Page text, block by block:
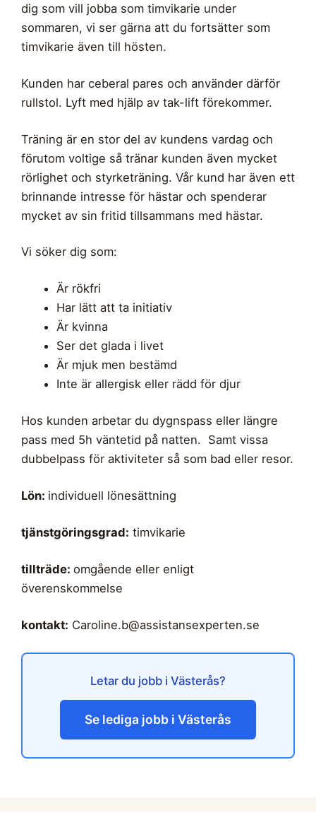
dig som vill jobba som timvikarie under
sommaren, vi ser gärna att du fortsätter som
timvikarie även till hösten.
Kunden har ceberal pares och använder därför
rullstol. Lyft med hjälp av tak-lift förekommer.
Träning är en stor del av kundens vardag och
förutom voltige så tränar kunden även mycket
rörlighet och styrketräning. Vår kund har även ett
brinnande intresse för hästar och spenderar
mycket av sin fritid tillsammans med hästar.
Vi söker dig som:
Är rökfri
Har lätt att ta initiativ
Är kvinna
Ser det glada i livet
Är mjuk men bestämd
Inte är allergisk eller rädd för djur
Hos kunden arbetar du dygnspass eller längre
pass med 5h väntetid på natten. Samt vissa
dubbelpass för aktiviteter så som bad eller resor.
Lön: individuell lönesättning
tjänstgöringsgrad: timvikarie
tillträde: omgående eller enligt
överenskommelse
kontakt: Caroline.b@assistansexperten.se
Letar du jobb i Västerås?
Se lediga jobb i Västerås